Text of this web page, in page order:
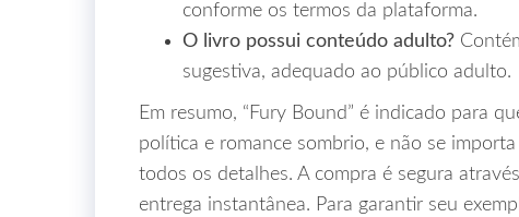
conforme os termos da plataforma.
O livro possui conteúdo adulto?
sugestiva, adequado ao público adulto.
Em resumo, “Fury Bound” é indicado para
política e romance sombrio, e não se
todos os detalhes. A compra é segura
entrega instantânea. Para garantir seu